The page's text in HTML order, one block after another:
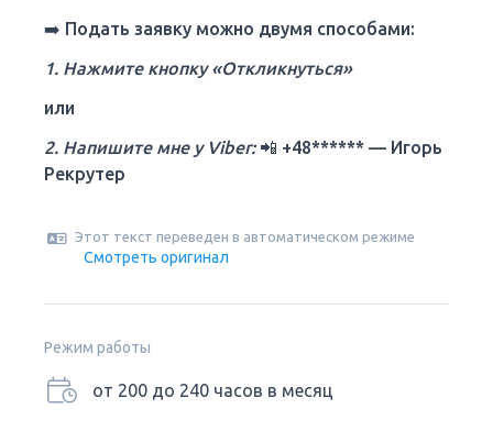
➡️ Подать заявку можно двумя способами:
1. Нажмите кнопку «Откликнуться»
или
2. Напишите мне у Viber:📲 +48****** — Игорь
Рекрутер
Этот текст переведен в автоматическом режиме
Смотреть оригинал
Режим работы
от 200 до 240 часов в месяц